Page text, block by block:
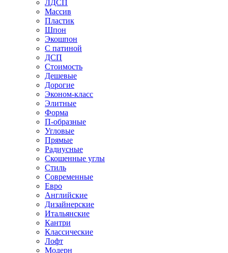
ЛДСП
Массив
Пластик
Шпон
Экошпон
С патиной
ДСП
Стоимость
Дешевые
Дорогие
Эконом-класс
Элитные
Форма
П-образные
Угловые
Прямые
Радиусные
Скошенные углы
Стиль
Современные
Евро
Английские
Дизайнерские
Итальянские
Кантри
Классические
Лофт
Модерн